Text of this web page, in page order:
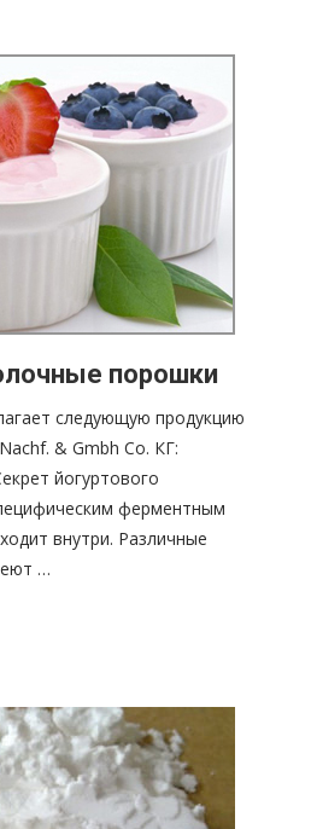
порошки
следующую продукцию
& Gmbh Co. КГ:
йогуртового
ферментным
внутри. Различные
…